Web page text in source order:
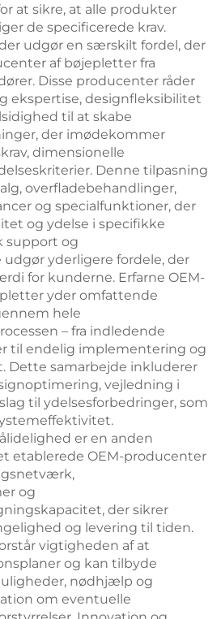
at sikre, at alle produkter
de specificerede krav.
udgør en særskilt fordel, der
af bøjepletter fra
Disse producenter råder
ekspertise, designfleksibilitet
til at skabe
der imødekommer
dimensionelle
Denne tilpasning
overfladebehandlinger,
og specialfunktioner, der
og ydelse i specifikke
support og
yderligere fordele, der
for kunderne. Erfarne OEM-
yder omfattende
hele
– fra indledende
til endelig implementering og
Dette samarbejde inkluderer
vejledning i
til ydelsesforbedringer, som
er en anden
etablerede OEM-producenter
og
der sikrer
og levering til tiden.
vigtigheden af at
og kan tilbyde
nødhjælp og
om eventuelle